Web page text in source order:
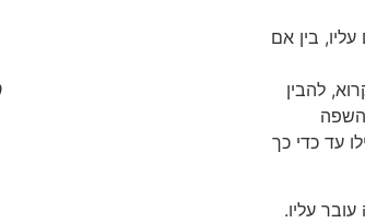
בין אם
להבין
השפה
עד כדי כך
עליו.